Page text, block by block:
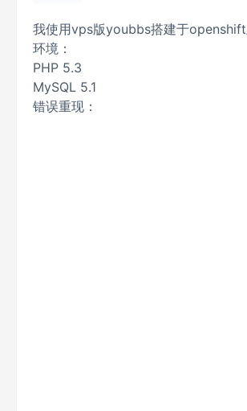
我使用vps版youbbs搭建于
环境：
PHP 5.3
MySQL 5.1
错误重现：